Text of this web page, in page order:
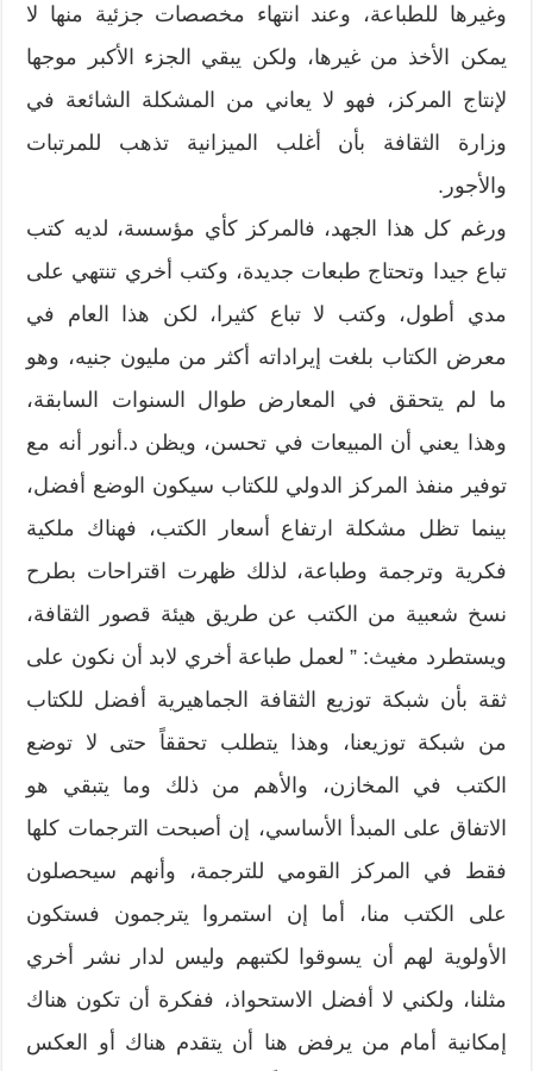
وغيرها للطباعة،‮ ‬وعند انتهاء مخصصات جزئية منها لا
يمكن الأخذ من‮ ‬غيرها،‮ ‬ولكن يبقي الجزء الأكبر موجها
لإنتاج المركز،‮ ‬فهو لا يعاني من المشكلة الشائعة في
وزارة الثقافة بأن أغلب الميزانية تذهب للمرتبات
والأجور‮.‬
ورغم كل هذا الجهد،‮ ‬فالمركز كأي مؤسسة،‮ ‬لديه كتب
تباع جيدا وتحتاج طبعات جديدة،‮ ‬وكتب أخري تنتهي على
مدي أطول،‮ ‬وكتب لا تباع كثيرا،‮ ‬لكن هذا العام في
معرض الكتاب بلغت إيراداته أكثر من مليون جنيه،‮ ‬وهو
ما لم يتحقق في المعارض طوال السنوات السابقة،‮
‬وهذا يعني أن المبيعات في تحسن،‮ ‬ويظن د.أنور أنه مع
توفير منفذ المركز الدولي للكتاب سيكون الوضع أفضل،‮
‬بينما تظل مشكلة ارتفاع أسعار الكتب،‮ ‬فهناك ملكية
فكرية وترجمة وطباعة،‮ ‬لذلك ظهرت اقتراحات بطرح
نسخ شعبية من الكتب عن طريق هيئة قصور الثقافة،‮
‬ويستطرد مغيث‮: ” ‬لعمل طباعة أخري لابد أن نكون على
ثقة بأن شبكة توزيع الثقافة الجماهيرية أفضل للكتاب
من شبكة توزيعنا،‮ ‬وهذا يتطلب تحققاً‮ ‬حتى لا توضع
الكتب في المخازن،‮ ‬والأهم من ذلك وما يتبقي هو
الاتفاق على المبدأ الأساسي،‮ ‬إن أصبحت الترجمات كلها
فقط في المركز القومي للترجمة،‮ ‬وأنهم سيحصلون
على الكتب منا،‮ ‬أما إن استمروا يترجمون فستكون
الأولوية لهم أن يسوقوا لكتبهم وليس لدار نشر أخري
مثلنا،‮ ‬ولكني لا أفضل الاستحواذ،‮ ‬ففكرة أن تكون هناك
إمكانية أمام من يرفض هنا أن يتقدم هناك أو العكس